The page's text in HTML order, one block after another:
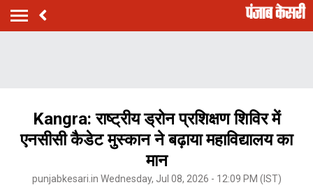
Kangra: राष्ट्रीय ड्रोन प्रशिक्षण शिविर में
एनसीसी कैडेट मुस्कान ने बढ़ाया महाविद्यालय का
मान
punjabkesari.in Wednesday, Jul 08, 2026 - 12:09 PM (IST)